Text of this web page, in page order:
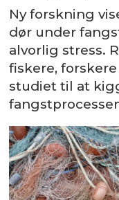
Ny forskning
dør under
alvorlig stress.
fiskere,
studiet til at